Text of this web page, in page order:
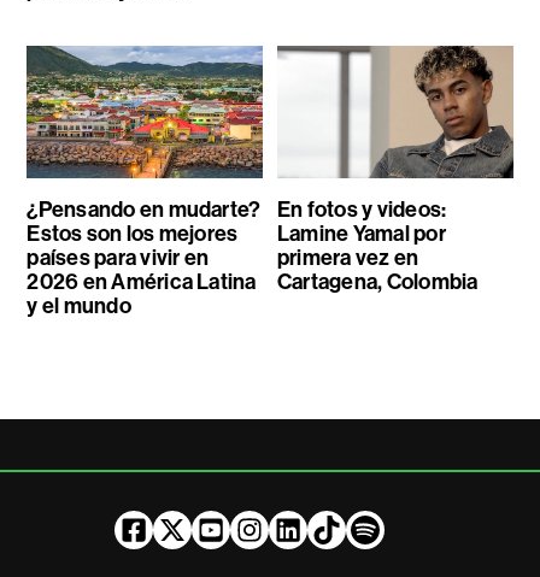
¿Pensando en mudarte?
Estos son los mejores
países para vivir en
2026 en América Latina
y el mundo
En fotos y videos:
Lamine Yamal por
primera vez en
Cartagena, Colombia